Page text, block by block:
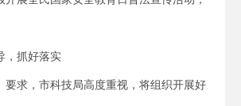
，抓好落实
要求，市科技局高度重视，将组织开展好